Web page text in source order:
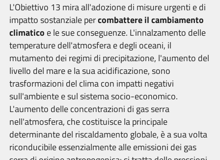
L'Obiettivo 13 mira all'adozione di misure urgenti e di
impatto sostanziale percombattere il cambiamento
climatico e le sue conseguenze. L'innalzamento delle
temperature dell'atmosfera e degli oceani, il
mutamento dei regimi di precipitazione, l'aumento del
livello del mare e la sua acidificazione, sono
trasformazioni del clima con impatti negativi
sull'ambiente e sul sistema socio-economico.
L'aumento delle concentrazioni di gas serra
nell'atmosfera, che costituisce la principale
determinante del riscaldamento globale, è a sua volta
riconducibile essenzialmente alle emissioni dei gas